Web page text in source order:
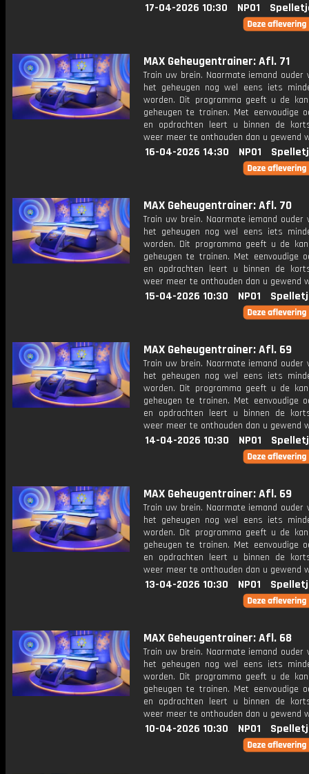
17-04-2026 10:30 NPO1
MAX Geheugentrainer: Afl. 71
Train uw brein. Naarmate iemand ouder
het geheugen nog wel eens iets
worden. Dit programma geeft u de
geheugen te trainen. Met eenvoudige
en opdrachten leert u binnen de
weer meer te onthouden dan u gewend
16-04-2026 14:30 NPO1
MAX Geheugentrainer: Afl. 70
Train uw brein. Naarmate iemand ouder
het geheugen nog wel eens iets
worden. Dit programma geeft u de
geheugen te trainen. Met eenvoudige
en opdrachten leert u binnen de
weer meer te onthouden dan u gewend
15-04-2026 10:30 NPO1
MAX Geheugentrainer: Afl. 69
Train uw brein. Naarmate iemand ouder
het geheugen nog wel eens iets
worden. Dit programma geeft u de
geheugen te trainen. Met eenvoudige
en opdrachten leert u binnen de
weer meer te onthouden dan u gewend
14-04-2026 10:30 NPO1
MAX Geheugentrainer: Afl. 69
Train uw brein. Naarmate iemand ouder
het geheugen nog wel eens iets
worden. Dit programma geeft u de
geheugen te trainen. Met eenvoudige
en opdrachten leert u binnen de
weer meer te onthouden dan u gewend
13-04-2026 10:30 NPO1
MAX Geheugentrainer: Afl. 68
Train uw brein. Naarmate iemand ouder
het geheugen nog wel eens iets
worden. Dit programma geeft u de
geheugen te trainen. Met eenvoudige
en opdrachten leert u binnen de
weer meer te onthouden dan u gewend
10-04-2026 10:30 NPO1